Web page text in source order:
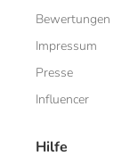
Bewertungen
Impressum
Presse
Influencer
Hilfe